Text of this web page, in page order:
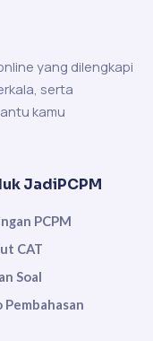
yang dilengkapi
serta
kamu
JadiPCPM
PCPM
CAT
Soal
Pembahasan